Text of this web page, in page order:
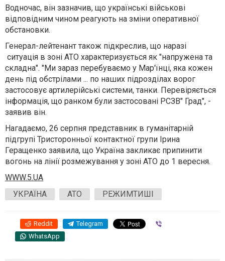
Водночас, він зазначив, що українські військові
відповідним чином реагують на зміни оперативної
обстановки.
Генерал-лейтенант також підкреслив, що наразі
ситуація в зоні АТО характеризується як "напружена та
складна". "Ми зараз перебуваємо у Мар'їнці, яка кожен
день під обстрілами ... по наших підрозділах ворог
застосовує артилерійські системи, танки. Перевіряється
інформація, що ранком були застосовані РСЗВ" Град", -
заявив він.
Нагадаємо, 26 серпня представник в гуманітарній
підгрупі Тристоронньої контактної групи Ірина
Геращенко заявила, що Україна закликає припинити
вогонь на лінії розмежування у зоні АТО до 1 вересня.
WWW.5.UA
УКРАЇНА
АТО РЕЖИМТИШІ
Reddit Telegram
WhatsApp